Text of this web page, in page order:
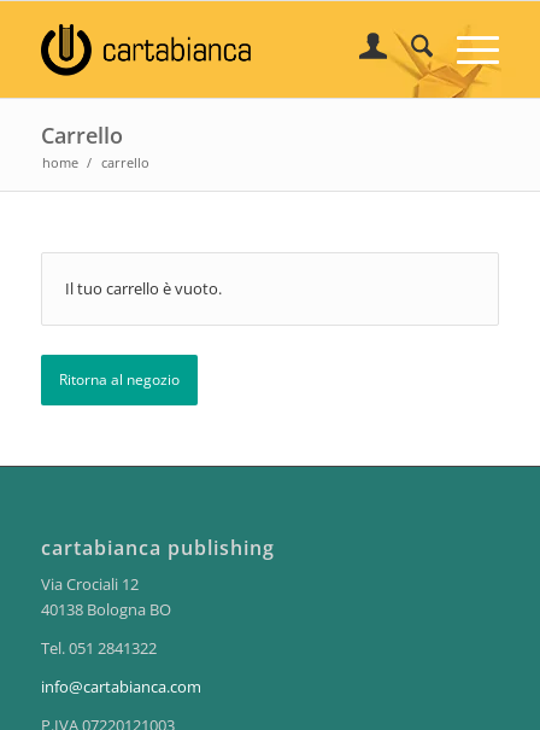
Carrello
home / carrello
Il tuo carrello è vuoto.
Ritorna al negozio
cartabianca publishing
Via Crociali 12
40138 Bologna BO
Tel. 051 2841322
info@cartabianca.com
P.IVA 07220121003